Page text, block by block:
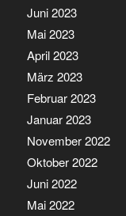
Juni 2023
Mai 2023
April 2023
März 2023
Februar 2023
Januar 2023
November 2022
Oktober 2022
Juni 2022
Mai 2022